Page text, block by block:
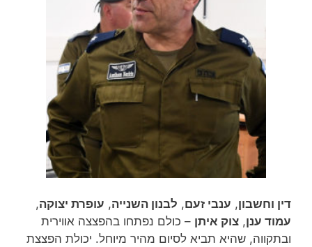
דין וחשבון, ענבי זעם, לבנון השנייה, עופרת יצוקה,
עמוד ענן, צוק איתן – כולם נפתחו בהפצצה אווירית
ובתקווה, שהיא תביא לסיום מהיר מיוחל. יכולת הפצצת